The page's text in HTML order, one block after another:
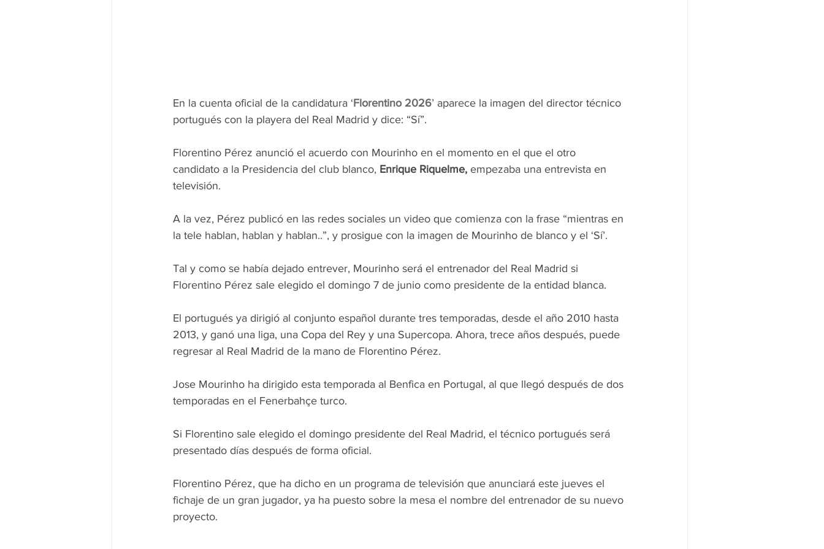
En la cuenta oficial de la candidatura ‘Florentino 2026’ aparece la imagen del director técnico
portugués con la playera del Real Madrid y dice: “Sí”.
Florentino Pérez anunció el acuerdo con Mourinho en el momento en el que el otro
candidato a la Presidencia del club blanco, Enrique Riquelme, empezaba una entrevista en
televisión.
A la vez, Pérez publicó en las redes sociales un video que comienza con la frase “mientras en
la tele hablan, hablan y hablan..”, y prosigue con la imagen de Mourinho de blanco y el ‘Sí’.
Tal y como se había dejado entrever, Mourinho será el entrenador del Real Madrid si
Florentino Pérez sale elegido el domingo 7 de junio como presidente de la entidad blanca.
El portugués ya dirigió al conjunto español durante tres temporadas, desde el año 2010 hasta
2013, y ganó una liga, una Copa del Rey y una Supercopa. Ahora, trece años después, puede
regresar al Real Madrid de la mano de Florentino Pérez.
Jose Mourinho ha dirigido esta temporada al Benfica en Portugal, al que llegó después de dos
temporadas en el Fenerbahçe turco.
Si Florentino sale elegido el domingo presidente del Real Madrid, el técnico portugués será
presentado días después de forma oficial.
Florentino Pérez, que ha dicho en un programa de televisión que anunciará este jueves el
fichaje de un gran jugador, ya ha puesto sobre la mesa el nombre del entrenador de su nuevo
proyecto.